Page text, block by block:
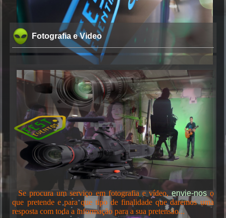
Fotografia e Video
Se procura um serviço em fotografia e vídeo,envie-noso
que pretende e para que tipo de finalidade que daremos uma
resposta com toda a informação para a sua pretensão...